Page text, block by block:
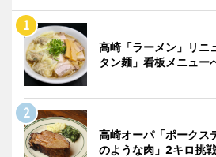
高崎「ラーメン」リ
タン麺」看板メニュー
高崎オーパ「ポーク
のような肉」2キロ挑